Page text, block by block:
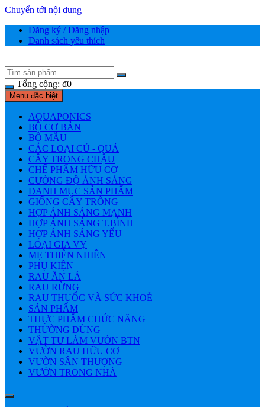
Chuyển tới nội dung
Đăng ký / Đăng nhập
Danh sách yêu thích
Tổng cộng: ₫0
Menu đặc biệt
AQUAPONICS
BỘ CƠ BẢN
BỘ MẪU
CÁC LOẠI CỦ - QUẢ
CÂY TRONG CHẬU
CHẾ PHẨM HỮU CƠ
CƯỜNG ĐỘ ÁNH SÁNG
DANH MỤC SẢN PHẨM
GIỐNG CÂY TRỒNG
HỢP ÁNH SÁNG MẠNH
HỢP ÁNH SÁNG T.BÌNH
HỢP ÁNH SÁNG YẾU
LOẠI GIA VỴ
MẸ THIÊN NHIÊN
PHỤ KIỆN
RAU ĂN LÁ
RAU RỪNG
RAU THUỐC VÀ SỨC KHOẺ
SẢN PHẨM
THỰC PHẨM CHỨC NĂNG
THƯỜNG DÙNG
VẬT TƯ LÀM VƯỜN BTN
VƯỜN RAU HỮU CƠ
VƯỜN SÂN THƯỢNG
VƯỜN TRONG NHÀ